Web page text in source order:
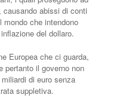
abissi di conti
mondo che intendono
del dollaro.
Europea che ci guarda,
pertanto il governo non
di euro senza
suppletiva.